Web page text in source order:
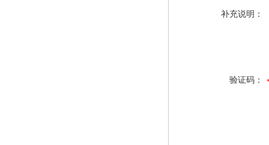
补充说明：
验证码：